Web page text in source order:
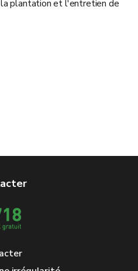
la plantation et l'entretien de